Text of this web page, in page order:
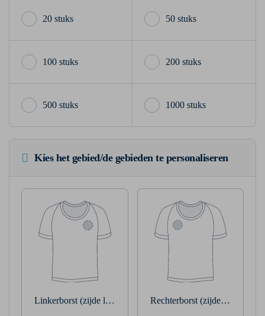
20 stuks 50 stuks
100 stuks 200 stuks
500 stuks 1000 stuks
Kies het gebied/de gebieden te personaliseren
Linkerborst (zijde linkerarm) Rechterborst (zijde